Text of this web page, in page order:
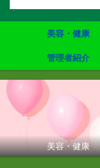
美容・健康
管理者紹介
美容・健康